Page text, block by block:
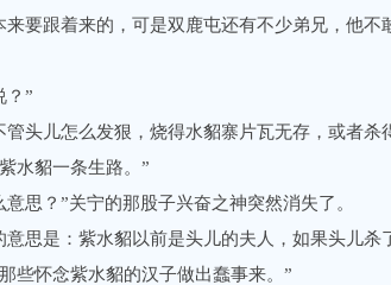
跟着来的，可是双鹿屯还有不少弟兄，他不
”
儿怎么发狠，烧得水貂寨片瓦无存，或者杀
水貂一条生路。”
？”关宁的那股子兴奋之神突然消失了。
是：紫水貂以前是头儿的夫人，如果头儿杀
怀念紫水貂的汉子做出蠢事来。”